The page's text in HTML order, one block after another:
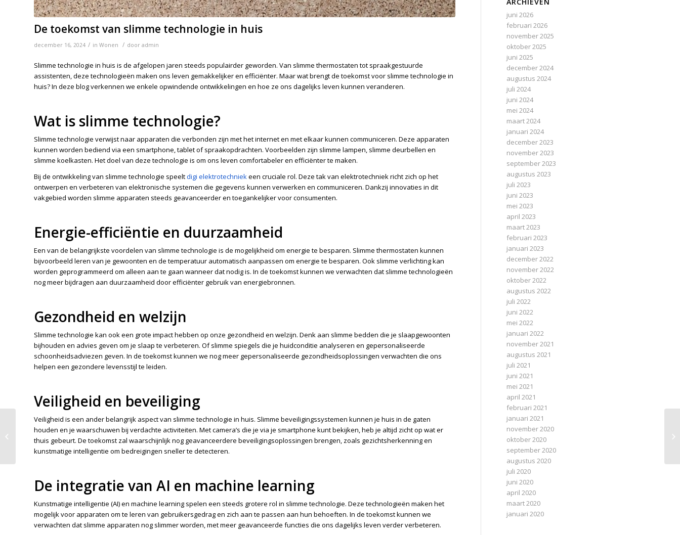
De toekomst van slimme technologie in huis
december 16, 2024 / in Wonen / door admin
Slimme technologie in huis is de afgelopen jaren steeds populairder geworden. Van slimme thermostaten tot spraakgestuurde
assistenten, deze technologieën maken ons leven gemakkelijker en efficiënter. Maar wat brengt de toekomst voor slimme technologie in
huis? In deze blog verkennen we enkele opwindende ontwikkelingen en hoe ze ons dagelijks leven kunnen veranderen.
Wat is slimme technologie?
Slimme technologie verwijst naar apparaten die verbonden zijn met het internet en met elkaar kunnen communiceren. Deze apparaten
kunnen worden bediend via een smartphone, tablet of spraakopdrachten. Voorbeelden zijn slimme lampen, slimme deurbellen en
slimme koelkasten. Het doel van deze technologie is om ons leven comfortabeler en efficiënter te maken.
Bij de ontwikkeling van slimme technologie speeltdigi elektrotechniekeen cruciale rol. Deze tak van elektrotechniek richt zich op het
ontwerpen en verbeteren van elektronische systemen die gegevens kunnen verwerken en communiceren. Dankzij innovaties in dit
vakgebied worden slimme apparaten steeds geavanceerder en toegankelijker voor consumenten.
Energie-efficiëntie en duurzaamheid
Een van de belangrijkste voordelen van slimme technologie is de mogelijkheid om energie te besparen. Slimme thermostaten kunnen
bijvoorbeeld leren van je gewoonten en de temperatuur automatisch aanpassen om energie te besparen. Ook slimme verlichting kan
worden geprogrammeerd om alleen aan te gaan wanneer dat nodig is. In de toekomst kunnen we verwachten dat slimme technologieën
nog meer bijdragen aan duurzaamheid door efficiënter gebruik van energiebronnen.
Gezondheid en welzijn
Slimme technologie kan ook een grote impact hebben op onze gezondheid en welzijn. Denk aan slimme bedden die je slaapgewoonten
bijhouden en advies geven om je slaap te verbeteren. Of slimme spiegels die je huidconditie analyseren en gepersonaliseerde
schoonheidsadviezen geven. In de toekomst kunnen we nog meer gepersonaliseerde gezondheidsoplossingen verwachten die ons
helpen een gezondere levensstijl te leiden.
Veiligheid en beveiliging
Veiligheid is een ander belangrijk aspect van slimme technologie in huis. Slimme beveiligingssystemen kunnen je huis in de gaten
houden en je waarschuwen bij verdachte activiteiten. Met camera’s die je via je smartphone kunt bekijken, heb je altijd zicht op wat er
thuis gebeurt. De toekomst zal waarschijnlijk nog geavanceerdere beveiligingsoplossingen brengen, zoals gezichtsherkenning en
kunstmatige intelligentie om bedreigingen sneller te detecteren.
De integratie van AI en machine learning
Kunstmatige intelligentie (AI) en machine learning spelen een steeds grotere rol in slimme technologie. Deze technologieën maken het
mogelijk voor apparaten om te leren van gebruikersgedrag en zich aan te passen aan hun behoeften. In de toekomst kunnen we
verwachten dat slimme apparaten nog slimmer worden, met meer geavanceerde functies die ons dagelijks leven verder verbeteren.
juni 2026
februari 2026
november 2025
oktober 2025
juni 2025
december 2024
augustus 2024
juli 2024
juni 2024
mei 2024
maart 2024
januari 2024
december 2023
november 2023
september 2023
augustus 2023
juli 2023
juni 2023
mei 2023
april 2023
maart 2023
februari 2023
januari 2023
december 2022
november 2022
oktober 2022
augustus 2022
juli 2022
juni 2022
mei 2022
januari 2022
november 2021
augustus 2021
juli 2021
juni 2021
mei 2021
april 2021
februari 2021
januari 2021
november 2020
oktober 2020
september 2020
augustus 2020
juli 2020
juni 2020
april 2020
maart 2020
januari 2020
Hoe digitalisering
efficiënter te werken